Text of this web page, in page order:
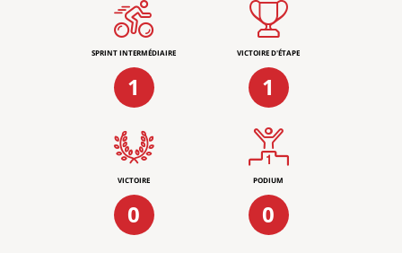
SPRINT INTERMÉDIAIRE
1
VICTOIRE D'ÉTAPE
1
VICTOIRE
0
PODIUM
0